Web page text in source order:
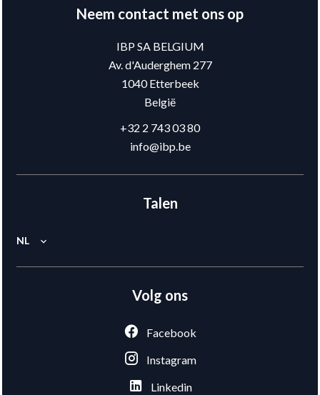
Neem contact met ons op
IBP SA BELGIUM
Av. d'Auderghem 277
1040Etterbeek
België
+32 2 743 03 80
info@ibp.be
Talen
NL
Volg ons
Facebook
Instagram
Linkedin